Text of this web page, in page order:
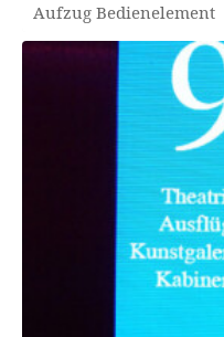
Aufzug Bedienelement